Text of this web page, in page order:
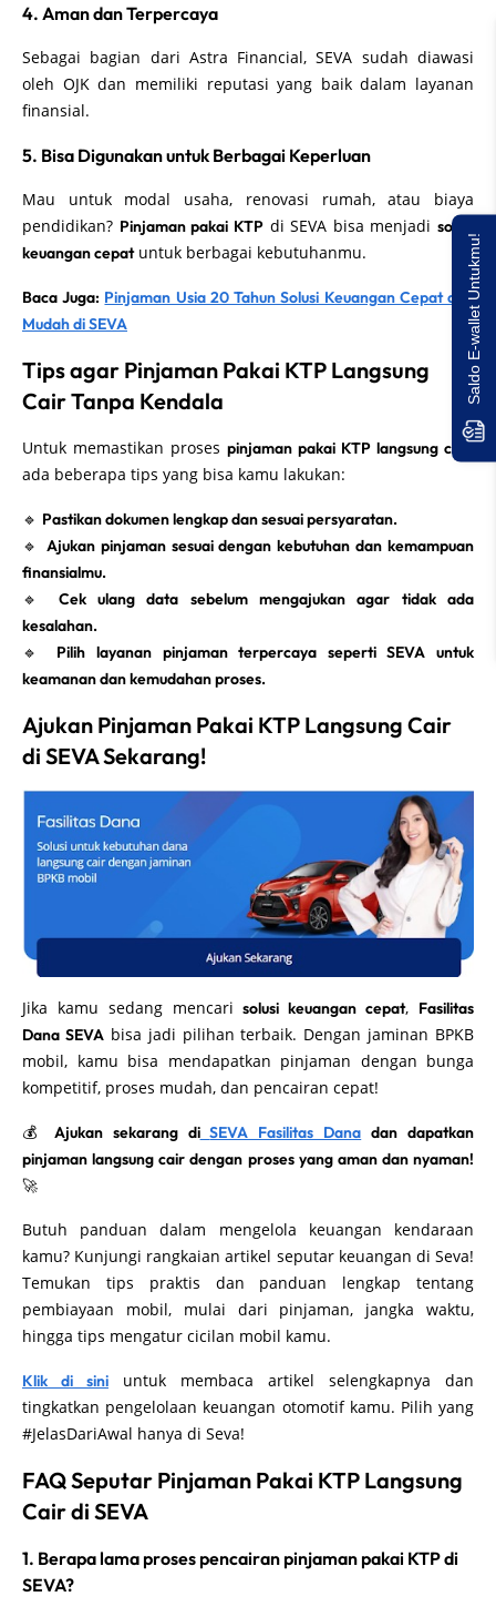
4. Aman dan Terpercaya
Sebagai bagian dari Astra Financial, SEVA sudah diawasi
oleh OJK dan memiliki reputasi yang baik dalam layanan
finansial.
5. Bisa Digunakan untuk Berbagai Keperluan
Mau untuk modal usaha, renovasi rumah, atau biaya
pendidikan? Pinjaman pakai KTPdi SEVA bisa menjadi solusi
keuangan cepatuntuk berbagai kebutuhanmu.
Baca Juga: Pinjaman Usia 20 Tahun Solusi Keuangan Cepat dan
Mudah di SEVA
Tips agar Pinjaman Pakai KTP Langsung
Cair Tanpa Kendala
Untuk memastikan proses pinjaman pakai KTP langsung cair,
ada beberapa tips yang bisa kamu lakukan:
🔹 Pastikan dokumen lengkap dan sesuai persyaratan.
🔹 Ajukan pinjaman sesuai dengan kebutuhan dan kemampuan
finansialmu.
🔹 Cek ulang data sebelum mengajukan agar tidak ada
kesalahan.
🔹 Pilih layanan pinjaman terpercaya seperti SEVA untuk
keamanan dan kemudahan proses.
Ajukan Pinjaman Pakai KTP Langsung Cair
di SEVA Sekarang!
Jika kamu sedang mencarisolusi keuangan cepat, Fasilitas
Dana SEVAbisa jadi pilihan terbaik. Dengan jaminan BPKB
mobil, kamu bisa mendapatkan pinjaman dengan bunga
kompetitif, proses mudah, dan pencairan cepat!
💰 Ajukan sekarang di SEVA Fasilitas Dana dan dapatkan
pinjaman langsung cair dengan proses yang aman dan nyaman!
🚀
Butuh panduan dalam mengelola keuangan kendaraan
kamu? Kunjungi rangkaian artikel seputar keuangan di Seva!
Temukan tips praktis dan panduan lengkap tentang
pembiayaan mobil, mulai dari pinjaman, jangka waktu,
hingga tips mengatur cicilan mobil kamu.
Klik di sini untuk membaca artikel selengkapnya dan
tingkatkan pengelolaan keuangan otomotif kamu. Pilih yang
#JelasDariAwal hanya di Seva!
FAQ Seputar Pinjaman Pakai KTP Langsung
Cair di SEVA
1. Berapa lama proses pencairan pinjaman pakai KTP di
SEVA?
Saldo E-wallet Untukmu!